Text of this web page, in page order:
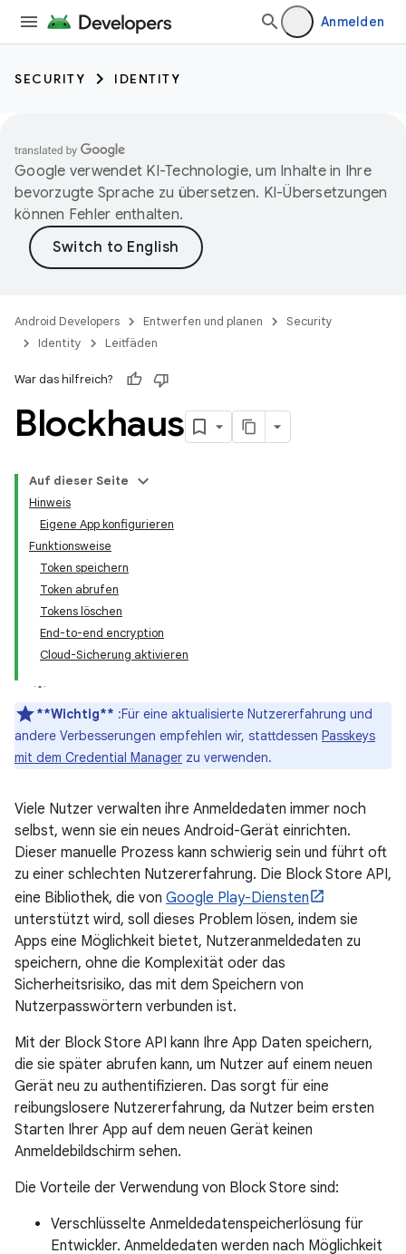
Anmelden
SECURITY IDENTITY
Google verwendet KI-Technologie, um Inhalte in Ihre
bevorzugte Sprache zu übersetzen. KI-Übersetzungen
können Fehler enthalten.
Android Developers Entwerfen und planen
Security
Identity
Leitfäden
War das hilfreich?
Blockhaus
Auf dieser Seite
Hinweis
Eigene App konfigurieren
Funktionsweise
Token speichern
Token abrufen
Tokens löschen
End-to-end encryption
Cloud-Sicherung aktivieren
**Wichtig** :Für eine aktualisierte Nutzererfahrung und
andere Verbesserungen empfehlen wir, stattdessen Passkeys
mit dem Credential Manager zu verwenden.
Viele Nutzer verwalten ihre Anmeldedaten immer noch
selbst, wenn sie ein neues Android-Gerät einrichten.
Dieser manuelle Prozess kann schwierig sein und führt oft
zu einer schlechten Nutzererfahrung. Die Block Store API,
eine Bibliothek, die von Google Play-Diensten
unterstützt wird, soll dieses Problem lösen, indem sie
Apps eine Möglichkeit bietet, Nutzeranmeldedaten zu
speichern, ohne die Komplexität oder das
Sicherheitsrisiko, das mit dem Speichern von
Nutzerpasswörtern verbunden ist.
Mit der Block Store API kann Ihre App Daten speichern,
die sie später abrufen kann, um Nutzer auf einem neuen
Gerät neu zu authentifizieren. Das sorgt für eine
reibungslosere Nutzererfahrung, da Nutzer beim ersten
Starten Ihrer App auf dem neuen Gerät keinen
Anmeldebildschirm sehen.
Die Vorteile der Verwendung von Block Store sind:
Verschlüsselte Anmeldedatenspeicherlösung für
Entwickler. Anmeldedaten werden nach Möglichkeit